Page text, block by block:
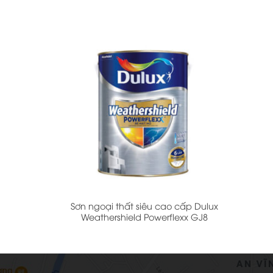
Sơn ngoại thất siêu cao cấp Dulux
Weathershield Powerflexx GJ8